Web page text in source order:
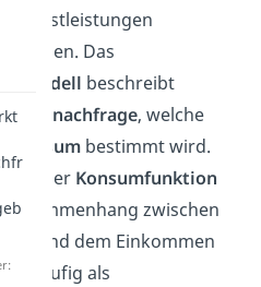
Dienstleistungen
werden. Das
beschreibt
, welche
Konsumbestimmt wird.
der Konsumfunktion
Zusammenhang zwischen
und dem Einkommen
häufig als